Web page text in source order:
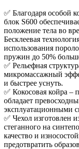
✅ Благодаря особой
блок S600
положение тела во
Бесклеевая
использования
пружин до 50%
✅ Рельефная
микромассажный
и быстрее уснуть.
✅ Кокосовая койра –
обладает
эксплуатационными
✅ Чехол изготовлен
стеганного на
качество и
предотвратить